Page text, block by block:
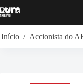
para
Início / Accionista do